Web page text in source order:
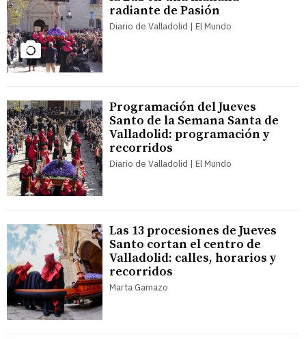
radiante de Pasión
Diario de Valladolid | El Mundo
Programación del Jueves
Santo de la Semana Santa de
Valladolid: programación y
recorridos
Diario de Valladolid | El Mundo
Las 13 procesiones de Jueves
Santo cortan el centro de
Valladolid: calles, horarios y
recorridos
Marta Gamazo